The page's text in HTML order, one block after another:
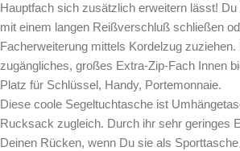
Hauptfach sich zusätzlich erweitern lässt! Du
mit einem langen Reißverschluß schließen
Facherweiterung mittels Kordelzug zuziehen.
zugängliches, großes Extra-Zip-Fach Innen
Platz für Schlüssel, Handy, Portemonnaie.
Diese coole Segeltuchtasche ist
Rucksack zugleich. Durch ihr sehr geringes
Deinen Rücken, wenn Du sie als